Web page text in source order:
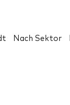
Nach Sektor